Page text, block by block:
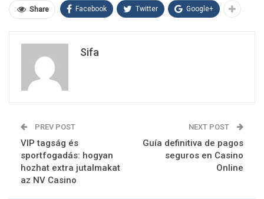
Share Facebook Twitter Google+
Sifa
PREV POST
VIP tagság és
sportfogadás: hogyan
hozhat extra jutalmakat
az NV Casino
NEXT POST
Guía definitiva de pagos
seguros en Casino
Online